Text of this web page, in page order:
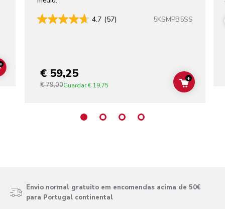
ADD TO CART
4.7 (57) 5KSMPB5SS
€ 59,25
€ 79,00Guardar€ 19,75 ADD TO
+
Envio normal gratuito em encomendas acima de 50€
para Portugal continental